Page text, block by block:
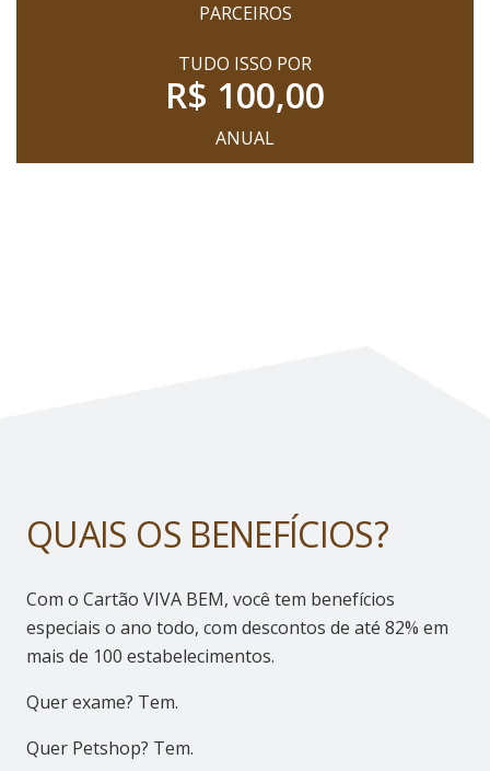
PARCEIROS
TUDO ISSO POR
R$ 100,00
ANUAL
QUAIS OS BENEFÍCIOS?
Com o Cartão VIVA BEM, você tem benefícios
especiais o ano todo, com descontos de até 82% em
mais de 100 estabelecimentos.
Quer exame? Tem.
Quer Petshop? Tem.